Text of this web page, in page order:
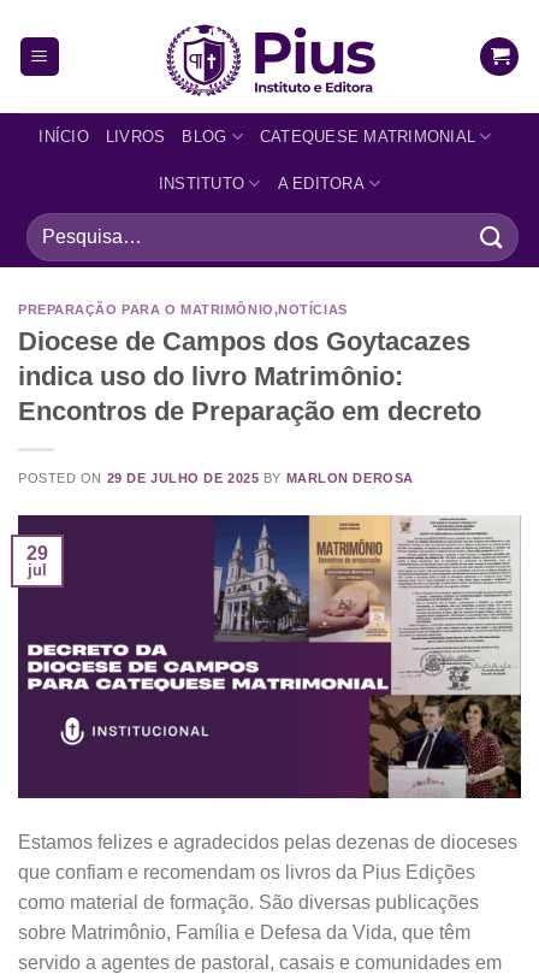
INÍCIO LIVROS BLOG CATEQUESE MATRIMONIAL
INSTITUTO A EDITORA
PREPARAÇÃO PARA O MATRIMÔNIO,NOTÍCIAS
Diocese de Campos dos Goytacazes
indica uso do livro Matrimônio:
Encontros de Preparação em decreto
POSTED ON 29 DE JULHO DE 2025 BY MARLON DEROSA
29
jul
Estamos felizes e agradecidos pelas dezenas de dioceses
que confiam e recomendam os livros da Pius Edições
como material de formação. São diversas publicações
sobre Matrimônio, Família e Defesa da Vida, que têm
servido a agentes de pastoral, casais e comunidades em